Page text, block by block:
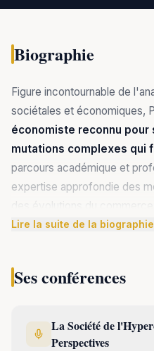
Biographie
Figure incontournable de
sociétales et économiques,
économiste reconnu
mutations complexes qui
parcours académique et
expertise approfondie des
entreprises et les citoyens.
Lire la suite de la biographie
Ses conférences
La Société de
Perspectives